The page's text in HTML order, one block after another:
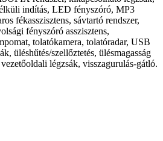
indítás, LED fényszóró, MP3
fékasszisztens, sávtartó rendszer,
fényszóró asszisztens,
tolatókamera, tolatóradar, USB
üléshűtés/szellőztetés, ülésmagasság
légzsák, visszagurulás-gátló.